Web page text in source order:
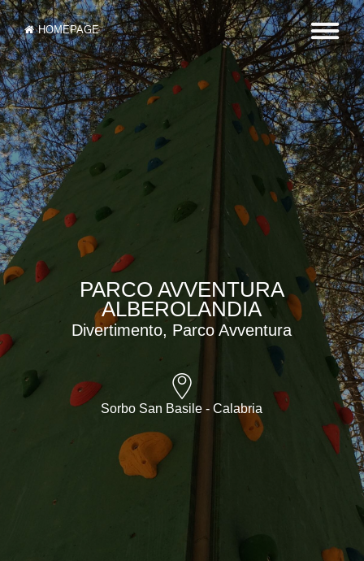
HOMEPAGE
PARCO AVVENTURA
ALBEROLANDIA
Divertimento, Parco Avventura
Sorbo San Basile - Calabria